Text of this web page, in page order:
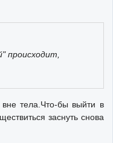
происходит,
тела.Что-бы выйти в
заснуть снова